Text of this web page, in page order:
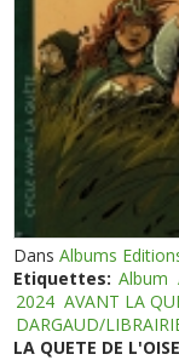
DansAlbums
Etiquettes: Album
2024 AVANT LA
DARGAUD/
LA QUETE DE